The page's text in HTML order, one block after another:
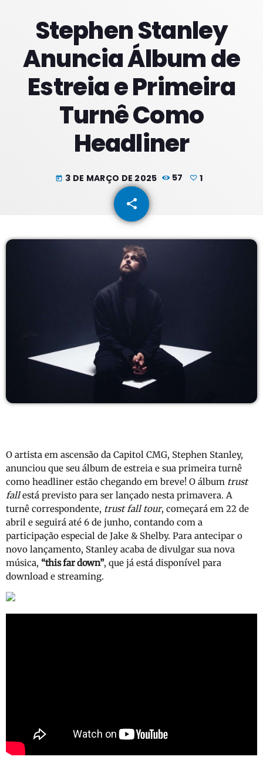
PROXIMOS PROGRAMAS
Meio Dia
COM JORGE
10:00 - 13:59
Tardes
COM RODRIGÃO
14:00 - 17:59
Noites
18:00 - 21:59
Stephen Stanley
Anuncia Álbum de
Estreia e Primeira
Turnê Como
Headliner
today 3 DE MARÇO DE 2025 57 1
share
email
O artista em ascensão da Capitol CMG, Stephen Stanley,
anunciou que seu álbum de estreia e sua primeira turnê
como headliner estão chegando em breve! O álbum trust
fallestá previsto para ser lançado nesta primavera. A
turnê correspondente, trust fall tour, começará em 22 de
abril e seguirá até 6 de junho, contando com a
participação especial de Jake & Shelby. Para antecipar o
novo lançamento, Stanley acaba de divulgar sua nova
música, “this far down”, que já está disponível para
download e streaming.